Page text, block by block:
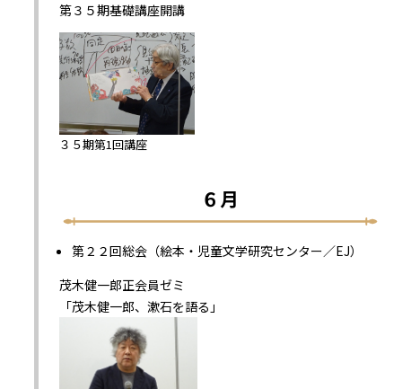
第３５期基礎講座開講
３５期第1回講座
６月
第２２回総会（絵本・児童文学研究センター／EJ）
茂木健一郎正会員ゼミ
「茂木健一郎、漱石を語る」